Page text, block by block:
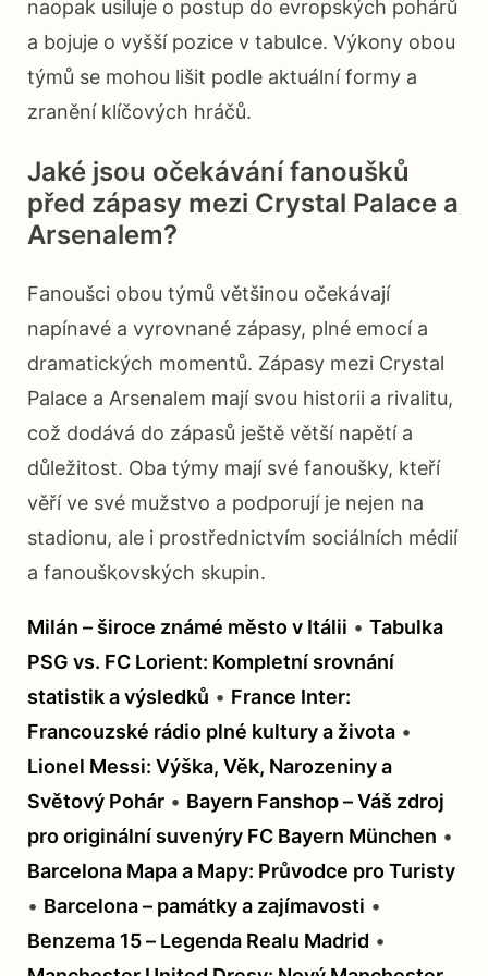
naopak usiluje o postup do evropských pohárů
a bojuje o vyšší pozice v tabulce. Výkony obou
týmů se mohou lišit podle aktuální formy a
zranění klíčových hráčů.
Jaké jsou očekávání fanoušků
před zápasy mezi Crystal Palace a
Arsenalem?
Fanoušci obou týmů většinou očekávají
napínavé a vyrovnané zápasy, plné emocí a
dramatických momentů. Zápasy mezi Crystal
Palace a Arsenalem mají svou historii a rivalitu,
což dodává do zápasů ještě větší napětí a
důležitost. Oba týmy mají své fanoušky, kteří
věří ve své mužstvo a podporují je nejen na
stadionu, ale i prostřednictvím sociálních médií
a fanouškovských skupin.
Milán – široce známé město v Itálii • Tabulka
PSG vs. FC Lorient: Kompletní srovnání
statistik a výsledků • France Inter:
Francouzské rádio plné kultury a života •
Lionel Messi: Výška, Věk, Narozeniny a
Světový Pohár • Bayern Fanshop – Váš zdroj
pro originální suvenýry FC Bayern München •
Barcelona Mapa a Mapy: Průvodce pro Turisty
• Barcelona – památky a zajímavosti •
Benzema 15 – Legenda Realu Madrid •